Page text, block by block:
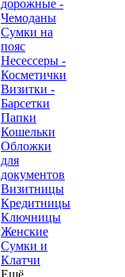
дорожные -
Чемоданы
Сумки на
пояс
Несессеры -
Косметички
Визитки -
Барсетки
Папки
Кошельки
Обложки
для
документов
Визитницы
Кредитницы
Ключницы
Женские
Сумки и
Клатчи
Ещё